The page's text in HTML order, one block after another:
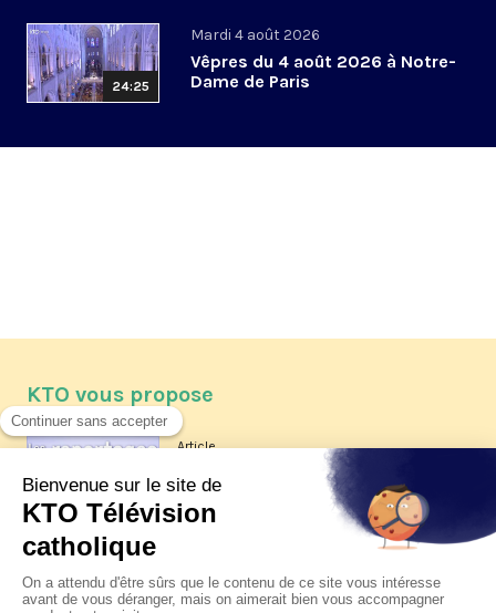
24:25
Mardi 4 août 2026
Vêpres du 4 août 2026 à Notre-
Dame de Paris
KTO vous propose
Article
Les reportages d'été 2026 de KTO
La visite pastorale du pape Léon
XIV à Assise à suivre sur KTO le
jeudi 6 août